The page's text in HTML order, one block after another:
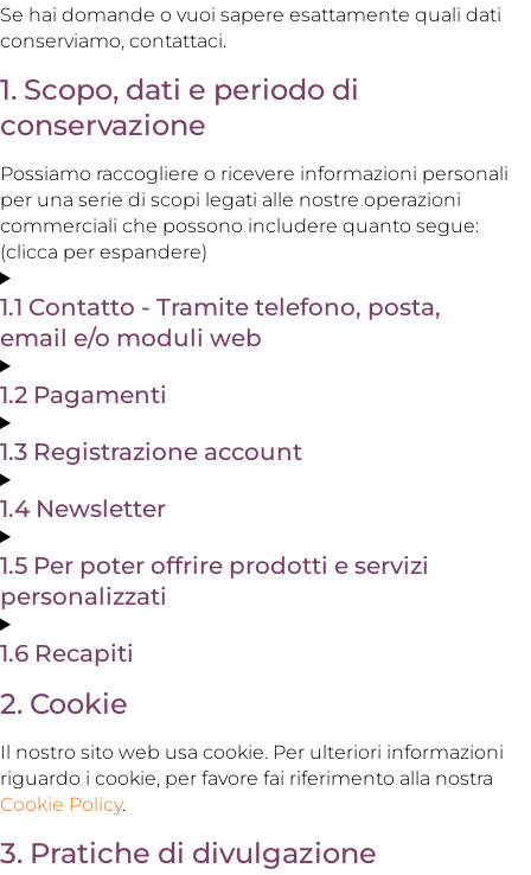
Se hai domande o vuoi sapere esattamente quali dati
conserviamo, contattaci.
1. Scopo, dati e periodo di
conservazione
Possiamo raccogliere o ricevere informazioni personali
per una serie di scopi legati alle nostre operazioni
commerciali che possono includere quanto segue:
(clicca per espandere)
1.1 Contatto - Tramite telefono, posta,
email e/o moduli web
1.2 Pagamenti
1.3 Registrazione account
1.4 Newsletter
1.5 Per poter offrire prodotti e servizi
personalizzati
1.6 Recapiti
2. Cookie
Il nostro sito web usa cookie. Per ulteriori informazioni
riguardo i cookie, per favore fai riferimento alla nostra
Cookie Policy.
3. Pratiche di divulgazione